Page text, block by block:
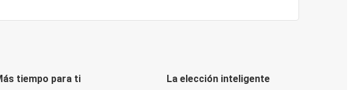
tiempo para ti La elección inteligente